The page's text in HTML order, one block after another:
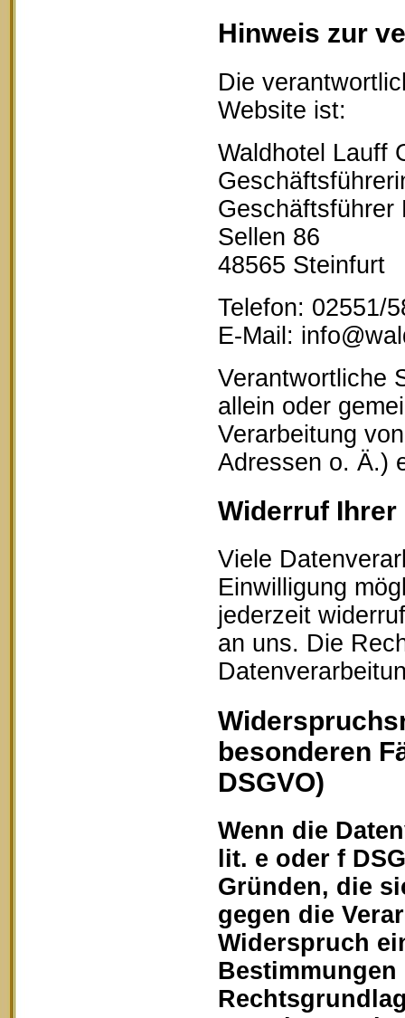
Hinweis zur
Die
Website ist:
Waldhotel Lauff
Geschäftsführer
Sellen 86
48565 Steinfurt
Telefon: 02551/
E-Mail:
Verantwortliche
allein oder
Verarbeitung
Adressen o. Ä.)
Widerruf
Viele
Einwilligung
jederzeit
an uns. Die
besonderen
DSGVO)
Wenn die
lit. e oder f
Gründen, die
gegen die
Widerspruch